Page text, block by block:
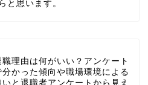
と思います。
職理由は何がいい？アンケート
分かった傾向や職場環境による
いと退職者アンケートから見え